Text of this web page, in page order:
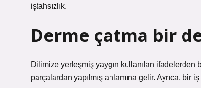
iştahsızlık.
Derme çatma bir
Dilimize yerleşmiş yaygın kullanılan ifadelerden
parçalardan yapılmış anlamına gelir. Ayrıca, bir